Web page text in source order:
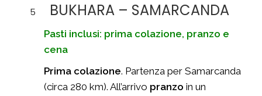
5 BUKHARA – SAMARCANDA
Pasti inclusi: prima colazione, pranzo e
cena
Prima colazione. Partenza per Samarcanda
(circa 280 km). All’arrivo pranzo in un